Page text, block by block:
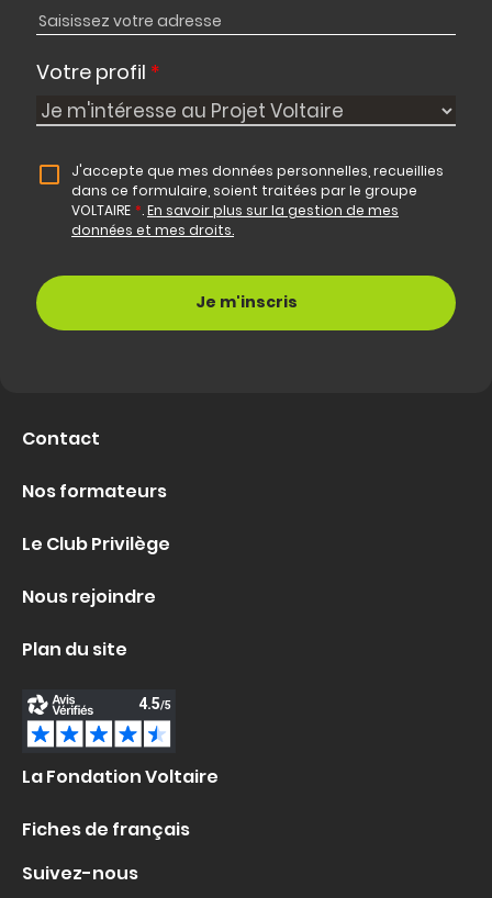
Votre profil *
J'accepte que mes données personnelles, recueillies
dans ce formulaire, soient traitées par le groupe
VOLTAIRE *.En savoir plus sur la gestion de mes
données et mes droits.
Contact
Nos formateurs
Le Club Privilège
Nous rejoindre
Plan du site
La Fondation Voltaire
Fiches de français
Suivez-nous